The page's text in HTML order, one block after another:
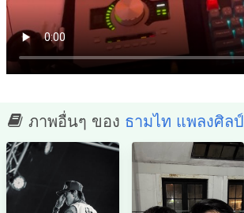
ภาพอื่นๆ ของ ธามไท แพลงศิลป์